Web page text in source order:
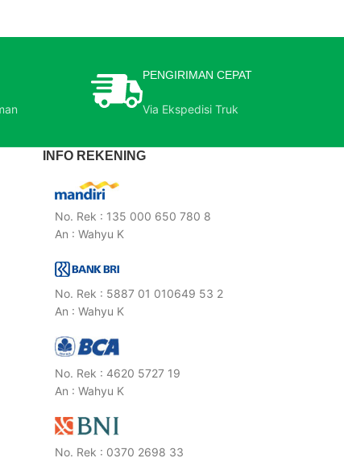
PENGIRIMAN CEPAT
Via Ekspedisi Truk
INFO REKENING
No. Rek : 135 000 650 780 8
An : Wahyu K
No. Rek : 5887 01 010649 53 2
An : Wahyu K
No. Rek : 4620 5727 19
An : Wahyu K
No. Rek : 0370 2698 33